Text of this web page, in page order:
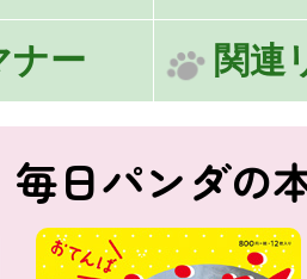
ナー 関連
毎日パンダの